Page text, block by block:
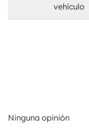
vehículo
Ninguna opinión